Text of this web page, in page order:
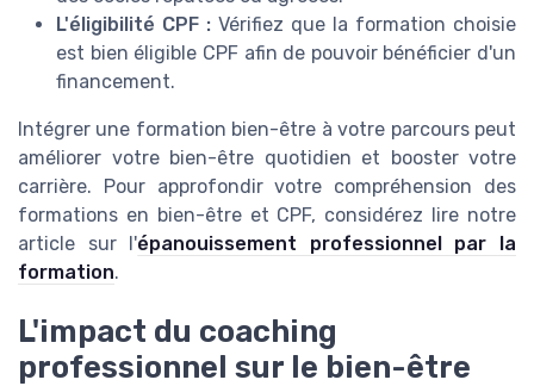
L'éligibilité CPF : Vérifiez que la formation choisie
est bien éligible CPF afin de pouvoir bénéficier d'un
financement.
Intégrer une formation bien-être à votre parcours peut
améliorer votre bien-être quotidien et booster votre
carrière. Pour approfondir votre compréhension des
formations en bien-être et CPF, considérez lire notre
article sur l'épanouissement professionnel par la
formation.
L'impact du coaching
professionnel sur le bien-être